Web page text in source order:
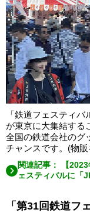
「鉄道フェスティ
が東京に大集結する
全国の鉄道会社のグ
チャンスです。(物
関連記事： 【
ェスティバルに「
「第31回鉄道フ